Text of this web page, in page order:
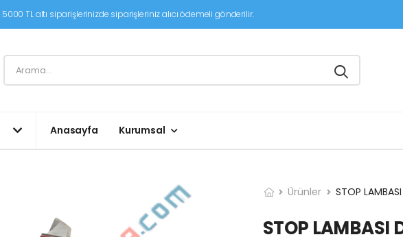
TL altı siparişlerinizde siparişleriniz alıcı ödemeli gönderilir.
Anasayfa Kurumsal
Ürünler STOP
STOP LAMBASI